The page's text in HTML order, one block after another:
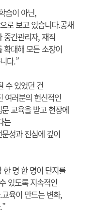
습이 아닌,
로 보고 있습니다.공채
중간관리자, 재직
확대해 모든 소장이
다.”
수 있었던 건
여러분의 헌신적인
교육을 받고 현장에
는
성과 진심에 깊이
한 명 한 명이 단지를
있도록 지속적인
육이 만드는 변화,